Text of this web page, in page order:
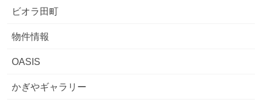
ビオラ田町
物件情報
OASIS
かぎやギャラリー